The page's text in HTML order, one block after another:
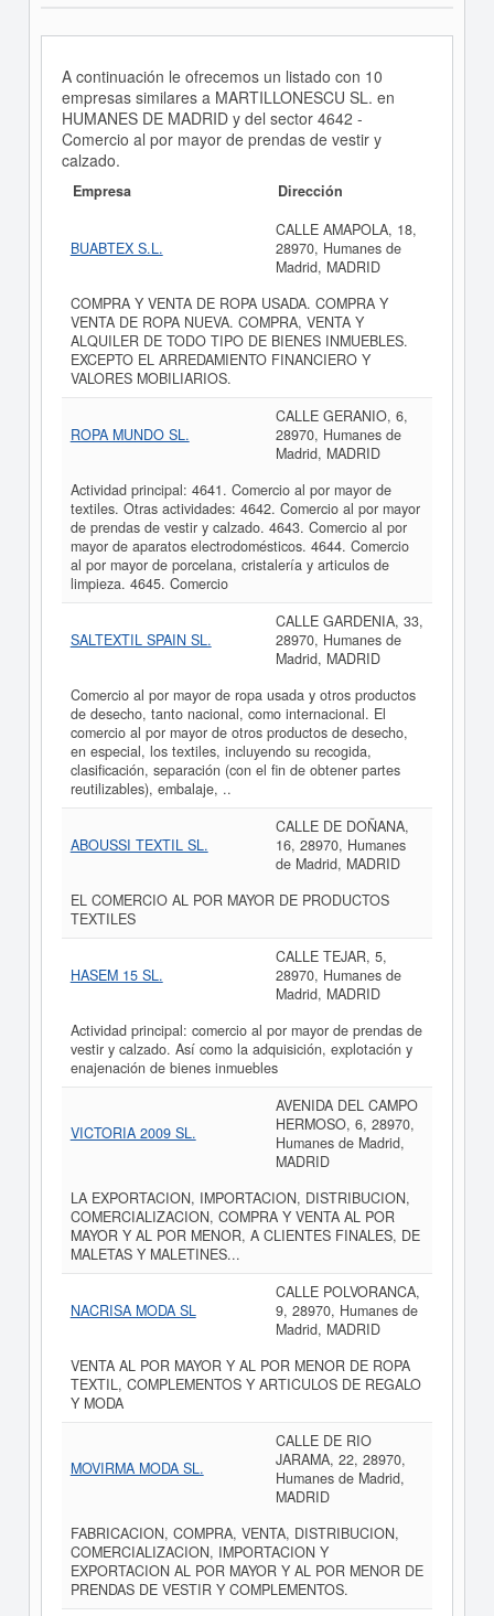
A continuación le ofrecemos un listado con 10
empresas similares a MARTILLONESCU SL. en
HUMANES DE MADRID y del sector 4642 -
Comercio al por mayor de prendas de vestir y
calzado.
Empresa Dirección
BUABTEX S.L.
CALLE AMAPOLA, 18,
28970, Humanes de
Madrid, MADRID
COMPRA Y VENTA DE ROPA USADA. COMPRA Y
VENTA DE ROPA NUEVA. COMPRA, VENTA Y
ALQUILER DE TODO TIPO DE BIENES INMUEBLES.
EXCEPTO EL ARREDAMIENTO FINANCIERO Y
VALORES MOBILIARIOS.
ROPA MUNDO SL.
CALLE GERANIO, 6,
28970, Humanes de
Madrid, MADRID
Actividad principal: 4641. Comercio al por mayor de
textiles. Otras actividades: 4642. Comercio al por mayor
de prendas de vestir y calzado. 4643. Comercio al por
mayor de aparatos electrodomésticos. 4644. Comercio
al por mayor de porcelana, cristalería y articulos de
limpieza. 4645. Comercio
SALTEXTIL SPAIN SL.
CALLE GARDENIA, 33,
28970, Humanes de
Madrid, MADRID
Comercio al por mayor de ropa usada y otros productos
de desecho, tanto nacional, como internacional. El
comercio al por mayor de otros productos de desecho,
en especial, los textiles, incluyendo su recogida,
clasificación, separación (con el fin de obtener partes
reutilizables), embalaje, ..
ABOUSSI TEXTIL SL.
CALLE DE DOÑANA,
16, 28970, Humanes
de Madrid, MADRID
EL COMERCIO AL POR MAYOR DE PRODUCTOS
TEXTILES
HASEM 15 SL.
CALLE TEJAR, 5,
28970, Humanes de
Madrid, MADRID
Actividad principal: comercio al por mayor de prendas de
vestir y calzado. Así como la adquisición, explotación y
enajenación de bienes inmuebles
VICTORIA 2009 SL.
AVENIDA DEL CAMPO
HERMOSO, 6, 28970,
Humanes de Madrid,
MADRID
LA EXPORTACION, IMPORTACION, DISTRIBUCION,
COMERCIALIZACION, COMPRA Y VENTA AL POR
MAYOR Y AL POR MENOR, A CLIENTES FINALES, DE
MALETAS Y MALETINES...
NACRISA MODA SL
CALLE POLVORANCA,
9, 28970, Humanes de
Madrid, MADRID
VENTA AL POR MAYOR Y AL POR MENOR DE ROPA
TEXTIL, COMPLEMENTOS Y ARTICULOS DE REGALO
Y MODA
MOVIRMA MODA SL.
CALLE DE RIO
JARAMA, 22, 28970,
Humanes de Madrid,
MADRID
FABRICACION, COMPRA, VENTA, DISTRIBUCION,
COMERCIALIZACION, IMPORTACION Y
EXPORTACION AL POR MAYOR Y AL POR MENOR DE
PRENDAS DE VESTIR Y COMPLEMENTOS.